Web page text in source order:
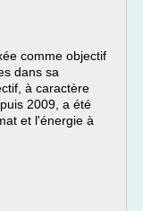
comme objectif
dans sa
à caractère
2009, a été
et l'énergie à